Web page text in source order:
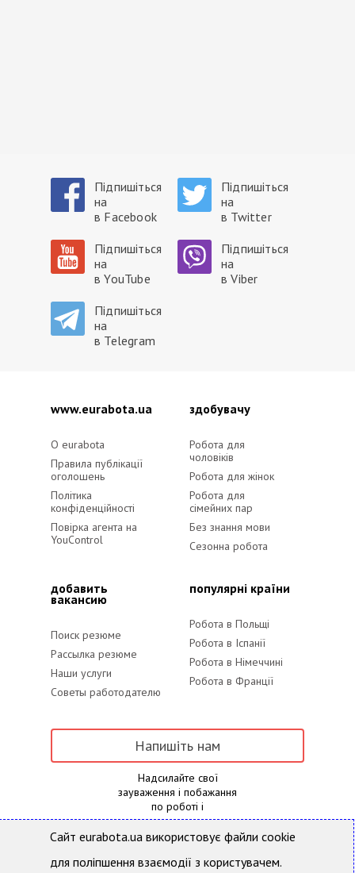
Підпишіться
на
в Facebook
Підпишіться
на
в Twitter
Підпишіться
на
в YouTube
Підпишіться
на
в Viber
Підпишіться
на
в Telegram
www.eurabota.ua
O eurabota
Правила публікації
оголошень
Політика
конфіденційності
Повірка агента на
YouControl
здобувачу
Робота для
чоловіків
Робота для жінок
Робота для
сімейних пар
Без знання мови
Сезонна робота
добавить
вакансию
Поиск резюме
Рассылка резюме
Наши услуги
Советы работодателю
популярні країни
Робота в Польщі
Робота в Іспанії
Робота в Німеччині
Робота в Франції
Напишіть нам
Надсилайте свої
зауваження і побажання
по роботі і
наповнення порталу
Сайт eurabota.ua використовує файли cookie
для поліпшення взаємодії з користувачем.